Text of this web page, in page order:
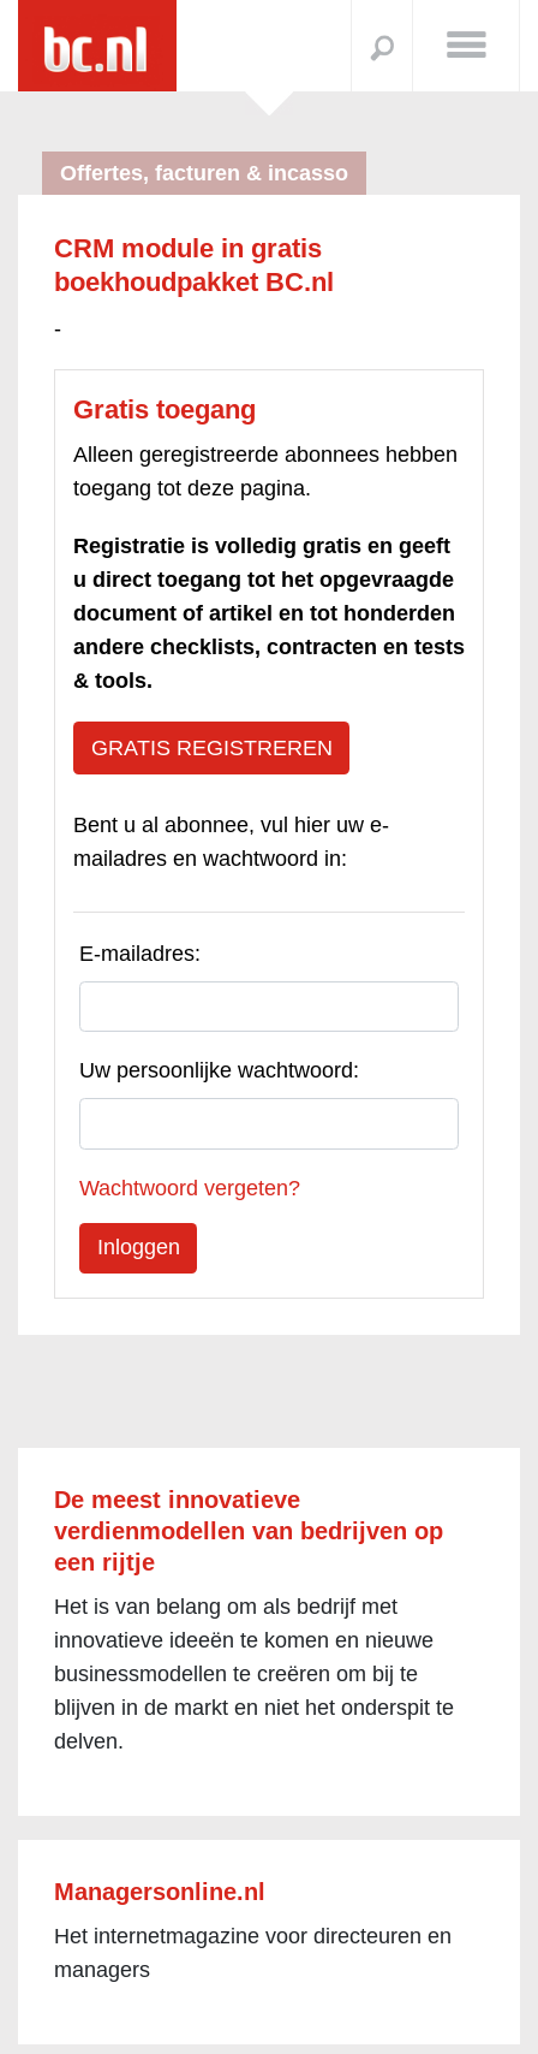
Offertes, facturen & incasso
CRM module in gratis
boekhoudpakket BC.nl
-
Gratis toegang
Alleen geregistreerde abonnees hebben
toegang tot deze pagina.
Registratie is volledig gratis en geeft
u direct toegang tot het opgevraagde
document of artikel en tot honderden
andere checklists, contracten en tests
& tools.
GRATIS REGISTREREN
Bent u al abonnee, vul hier uw e-
mailadres en wachtwoord in:
E-mailadres:
Uw persoonlijke wachtwoord:
Wachtwoord vergeten?
De meest innovatieve
verdienmodellen van bedrijven op
een rijtje
Het is van belang om als bedrijf met
innovatieve ideeën te komen en nieuwe
businessmodellen te creëren om bij te
blijven in de markt en niet het onderspit te
delven.
Managersonline.nl
Het internetmagazine voor directeuren en
managers